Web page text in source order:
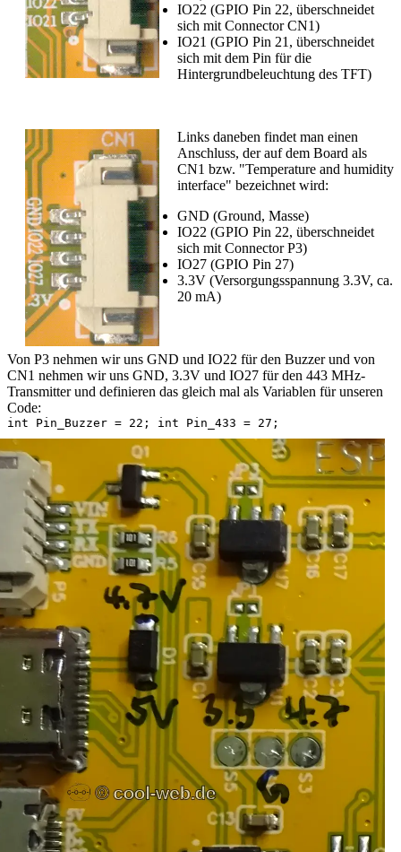
IO22 (GPIO Pin 22, überschneidet
sich mit Connector CN1)
IO21 (GPIO Pin 21, überschneidet
sich mit dem Pin für die
Hintergrundbeleuchtung des TFT)
Links daneben findet man einen
Anschluss, der auf dem Board als
CN1 bzw. "Temperature and humidity
interface" bezeichnet wird:
GND (Ground, Masse)
IO22 (GPIO Pin 22, überschneidet
sich mit Connector P3)
IO27 (GPIO Pin 27)
3.3V (Versorgungsspannung 3.3V, ca.
20 mA)
Von P3 nehmen wir uns GND und IO22 für den Buzzer und von
CN1 nehmen wir uns GND, 3.3V und IO27 für den 443 MHz-
Transmitter und definieren das gleich mal als Variablen für unseren
Code:
int Pin_Buzzer = 22; int Pin_433 = 27;